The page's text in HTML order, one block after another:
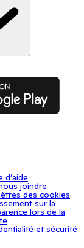
d’aide
joindre
des cookies
sur la
lors de la
et sécurité